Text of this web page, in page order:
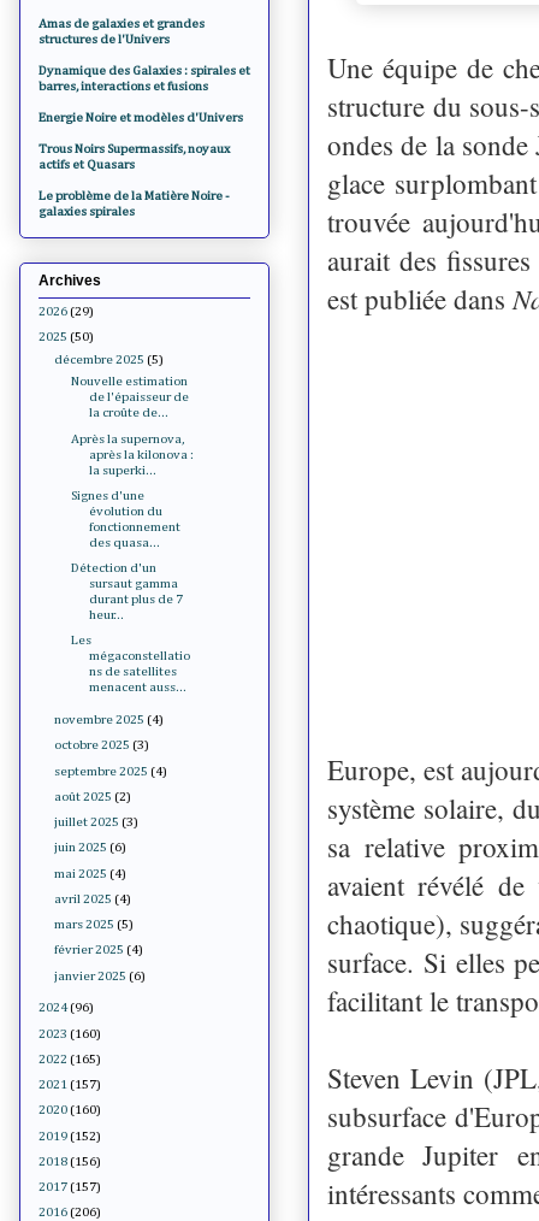
Une équipe de
structure du
ondes de la
glace
trouvée
aurait des
est publiée dans
Europe, est
système solaire,
sa relative
avaient révélé
chaotique),
surface. Si elles
facilitant le
Steven Levin
subsurface
grande Jupiter
intéressants
Amas de galaxies et grandes
structures de l'Univers
Dynamique des Galaxies : spirales et
barres, interactions et fusions
Energie Noire et modèles d'Univers
Trous Noirs Supermassifs, noyaux
actifs et Quasars
Le problème de la Matière Noire -
galaxies spirales
Archives
2026 (29)
2025 (50)
décembre 2025 (5)
Nouvelle estimation
de l'épaisseur de
la croûte de...
Après la supernova,
après la kilonova :
la superki...
Signes d'une
évolution du
fonctionnement
des quasa...
Détection d'un
sursaut gamma
durant plus de 7
heur...
Les
mégaconstellatio
ns de satellites
menacent auss...
novembre 2025 (4)
octobre 2025 (3)
septembre 2025 (4)
août 2025 (2)
juillet 2025 (3)
juin 2025 (6)
mai 2025 (4)
avril 2025 (4)
mars 2025 (5)
février 2025 (4)
janvier 2025 (6)
2024 (96)
2023 (160)
2022 (165)
2021 (157)
2020 (160)
2019 (152)
2018 (156)
2017 (157)
2016 (206)